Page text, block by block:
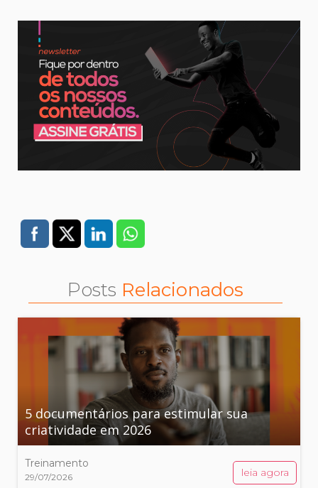
Posts Relacionados
5 documentários para estimular sua
criatividade em 2026
Treinamento
29/07/2026 leia agora